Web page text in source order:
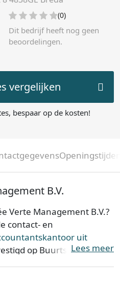
(0)
Dit bedrijf heeft nog geen
beoordelingen.
vergelijken
bespaar op de kosten!
B.V.
Verte Management B.V.?
contact- en
uit
op BuurtschapLees meer